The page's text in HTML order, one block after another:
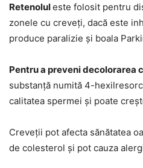
Retenoluleste folosit pentru
zonele cu creveți, dacă este
produce paralizie și boala
Pentru a preveni decolorarea
substanță numită 4-
calitatea spermei și poate
Creveții pot afecta sănătatea
de colesterol și pot cauza